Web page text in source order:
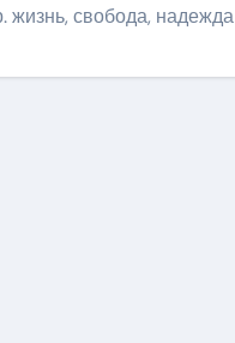
жизнь, свобода, надежда